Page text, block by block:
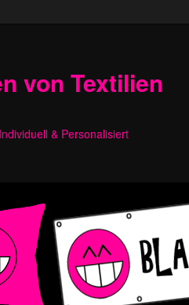
von Textilien
& Personalisiert